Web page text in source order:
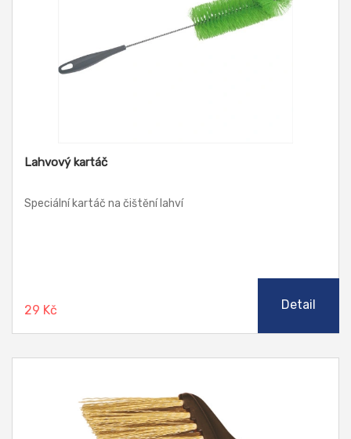
Lahvový kartáč
Speciální kartáč na čištění lahví
29 Kč Detail